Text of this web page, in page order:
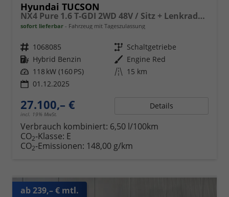
Hyundai TUCSON
NX4 Pure 1.6 T-GDI 2WD 48V / Sitz + Lenkradheiz. LED Tempomat Alu 17"
sofort lieferbar Fahrzeug mit Tageszulassung
Fahrzeugnr. 1068085 Getriebe Schaltgetriebe
Kraftstoff Hybrid Benzin Außenfarbe Engine Red
Leistung 118 kW (160 PS) Kilometerstand 15 km
01.12.2025
27.100,– €
incl. 19% MwSt.
Details
Verbrauch kombiniert: 6,50 l/100km
CO2-Klasse: E
CO2-Emissionen: 148,00 g/km
ab 239,– € mtl.